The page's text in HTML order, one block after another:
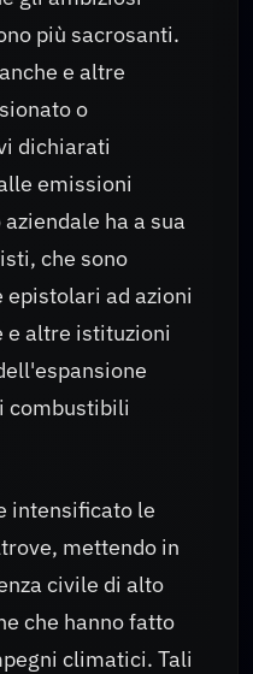
più sacrosanti.
e altre
o
dichiarati
emissioni
ha a sua
che sono
epistolari ad azioni
e altre istituzioni
combustibili
intensificato le
mettendo in
civile di alto
che hanno fatto
climatici. Tali